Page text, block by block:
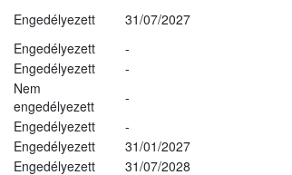
Engedélyezett
31/07/2027
Engedélyezett
-
Engedélyezett
-
Nem
engedélyezett
-
Engedélyezett
-
Engedélyezett
31/01/2027
Engedélyezett
31/07/2028